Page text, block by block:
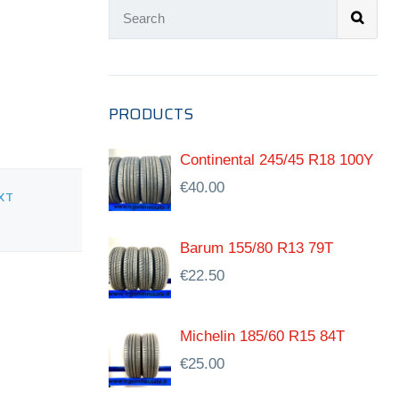
PRODUCTS
Continental 245/45 R18 100Y
€40.00
Barum 155/80 R13 79T
€22.50
Michelin 185/60 R15 84T
€25.00